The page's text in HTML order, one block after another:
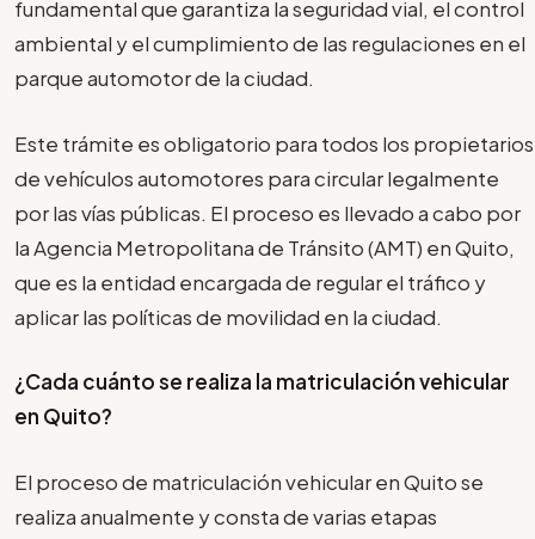
fundamental que garantiza la seguridad vial, el control
ambiental y el cumplimiento de las regulaciones en el
parque automotor de la ciudad.
Este trámite es obligatorio para todos los propietarios
de vehículos automotores para circular legalmente
por las vías públicas. El proceso es llevado a cabo por
la Agencia Metropolitana de Tránsito (AMT) en Quito,
que es la entidad encargada de regular el tráfico y
aplicar las políticas de movilidad en la ciudad.
¿Cada cuánto se realiza la matriculación vehicular
en Quito?
El proceso de matriculación vehicular en Quito se
realiza anualmente y consta de varias etapas